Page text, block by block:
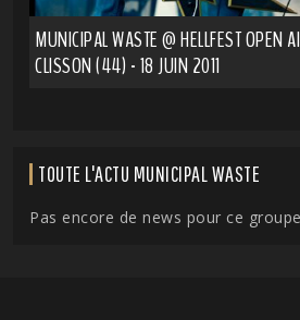
MUNICIPAL WASTE @ HELLFEST OPEN
CLISSON (44) - 18 JUIN 2011
TOUTE L'ACTU MUNICIPAL WASTE
Pas encore de news pour ce